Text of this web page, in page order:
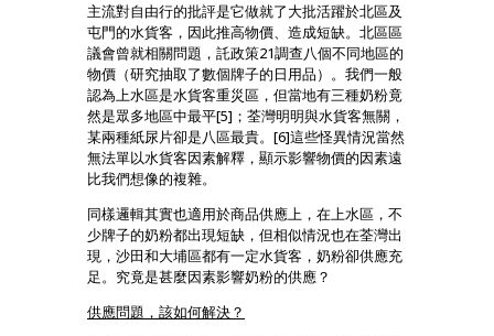
主流對自由行的批評是它做就了大批活躍於北區及
屯門的水貨客，因此推高物價、造成短缺。北區區
議會曾就相關問題，託政策21調查八個不同地區的
物價（研究抽取了數個牌子的日用品）。我們一般
認為上水區是水貨客重災區，但當地有三種奶粉竟
然是眾多地區中最平[5]；荃灣明明與水貨客無關，
某兩種紙尿片卻是八區最貴。[6]這些怪異情況當然
無法單以水貨客因素解釋，顯示影響物價的因素遠
比我們想像的複雜。
同樣邏輯其實也適用於商品供應上，在上水區，不
少牌子的奶粉都出現短缺，但相似情況也在荃灣出
現，沙田和大埔區都有一定水貨客，奶粉卻供應充
足。究竟是甚麼因素影響奶粉的供應？
供應問題，該如何解決？